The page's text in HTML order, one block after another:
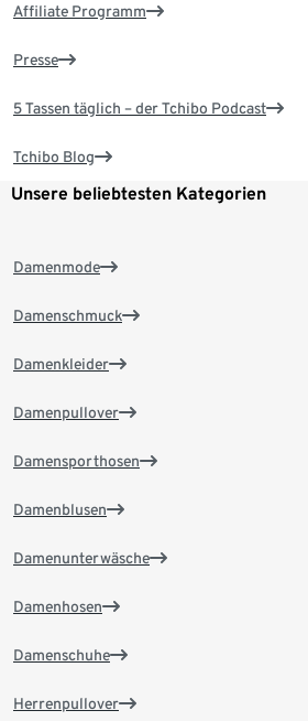
Affiliate Programm
Presse
5 Tassen täglich – der Tchibo Podcast
Tchibo Blog
Unsere beliebtesten Kategorien
Damenmode
Damenschmuck
Damenkleider
Damenpullover
Damensporthosen
Damenblusen
Damenunterwäsche
Damenhosen
Damenschuhe
Herrenpullover